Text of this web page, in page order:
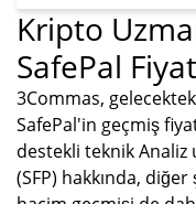
Kripto
SafePal
3Commas,
SafePal'in geçmiş
destekli teknik
(SFP) hakkında,